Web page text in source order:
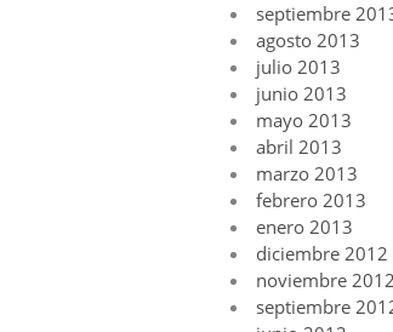
septiembre
agosto 2013
julio 2013
junio 2013
mayo 2013
abril 2013
marzo 2013
febrero 2013
enero 2013
diciembre 2012
noviembre 2012
septiembre